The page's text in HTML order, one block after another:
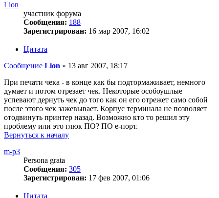
Lion
участник форума
Сообщения: 188
Зарегистрирован: 16 мар 2007, 16:02
Цитата
Сообщение Lion » 13 авг 2007, 18:17
При печати чека - в конце как бы подтормаживает, немного
думает и потом отрезает чек. Некоторые особоушлые
успевают дернуть чек до того как он его отрежет само собой
после этого чек зажевывает. Корпус терминала не позволяет
отодвинуть принтер назад. Возможно кто то решил эту
проблему или это глюк ПО? ПО е-порт.
Вернуться к началу
m-p3
Persona grata
Сообщения: 305
Зарегистрирован: 17 фев 2007, 01:06
Цитата